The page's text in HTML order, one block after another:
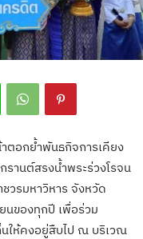
ตอกย้ำพันธกิจการเคียง
รานต์สรงน้ำพระร่วงโรจน
วรมหาวิหาร จังหวัด
นของทุกปี เพื่อร่วม
ให้คงอยู่สืบไป ณ บริเวณ